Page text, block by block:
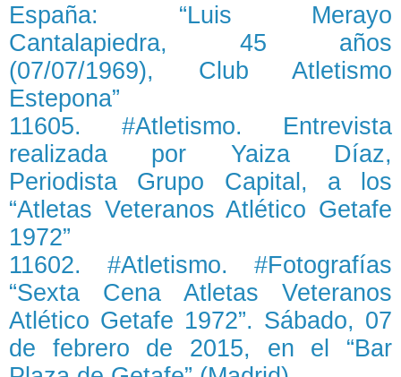
España: “Luis Merayo
Cantalapiedra, 45 años
(07/07/1969), Club Atletismo
Estepona”
11605. #Atletismo. Entrevista
realizada por Yaiza Díaz,
Periodista Grupo Capital, a los
“Atletas Veteranos Atlético Getafe
1972”
11602. #Atletismo. #Fotografías
“Sexta Cena Atletas Veteranos
Atlético Getafe 1972”. Sábado, 07
de febrero de 2015, en el “Bar